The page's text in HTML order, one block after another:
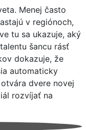
Menej často
v regiónoch,
tu sa ukazuje, aký
šancu rásť
dokazuje, že
automaticky
dvere novej
rozvíjať na